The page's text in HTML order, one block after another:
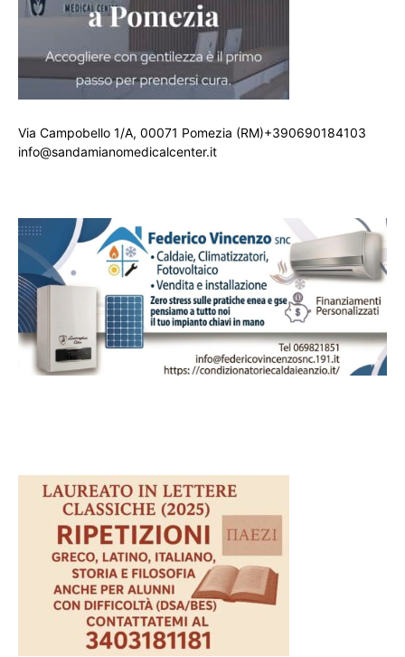
Via Campobello 1/A, 00071 Pomezia (RM)+390690184103
info@sandamianomedicalcenter.it